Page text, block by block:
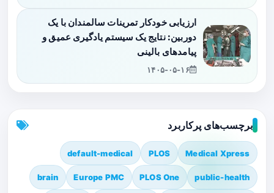
ارزیابی خودکار تمرینات سالمندان با یک
دوربین: نتایج یک سیستم یادگیری عمیق و
پیامدهای بالینی
۱۴۰۵-۰۵-۱۶
برچسب‌های پرکاربرد
Medical Xpress
PLOS
default-medical
public-health
PLOS One
Europe PMC
brain